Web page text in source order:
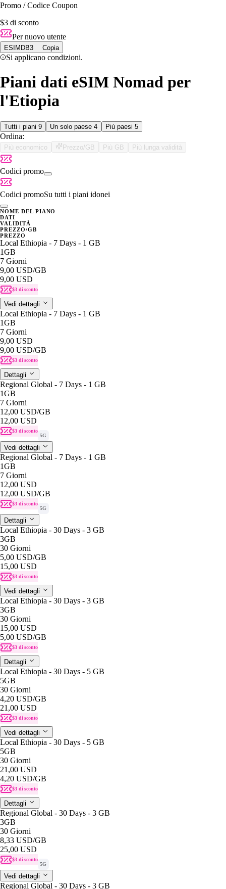
Promo / Codice Coupon
$3 di sconto
Per nuovo utente
ESIMDB3 Copia
Si applicano condizioni.
Piani dati eSIM Nomad per
l'Etiopia
Tutti i piani 9 Un solo paese 4 Più paesi 5
Ordina:
Più economico Prezzo/GB Più GB Più lunga validità
Codici promo
Codici promoSu tutti i piani idonei
NOME DEL PIANO
DATI
VALIDITÀ
PREZZO/GB
PREZZO
Local Ethiopia - 7 Days - 1 GB
1GB
7 Giorni
9,00 USD/GB
9,00 USD
$3 di sconto
Vedi dettagli
Local Ethiopia - 7 Days - 1 GB
1GB
7 Giorni
9,00 USD
9,00 USD/GB
$3 di sconto
Dettagli
Regional Global - 7 Days - 1 GB
1GB
7 Giorni
12,00 USD/GB
12,00 USD
$3 di sconto
5G
Vedi dettagli
Regional Global - 7 Days - 1 GB
1GB
7 Giorni
12,00 USD
12,00 USD/GB
$3 di sconto
5G
Dettagli
Local Ethiopia - 30 Days - 3 GB
3GB
30 Giorni
5,00 USD/GB
15,00 USD
$3 di sconto
Vedi dettagli
Local Ethiopia - 30 Days - 3 GB
3GB
30 Giorni
15,00 USD
5,00 USD/GB
$3 di sconto
Dettagli
Local Ethiopia - 30 Days - 5 GB
5GB
30 Giorni
4,20 USD/GB
21,00 USD
$3 di sconto
Vedi dettagli
Local Ethiopia - 30 Days - 5 GB
5GB
30 Giorni
21,00 USD
4,20 USD/GB
$3 di sconto
Dettagli
Regional Global - 30 Days - 3 GB
3GB
30 Giorni
8,33 USD/GB
25,00 USD
$3 di sconto
5G
Vedi dettagli
Regional Global - 30 Days - 3 GB